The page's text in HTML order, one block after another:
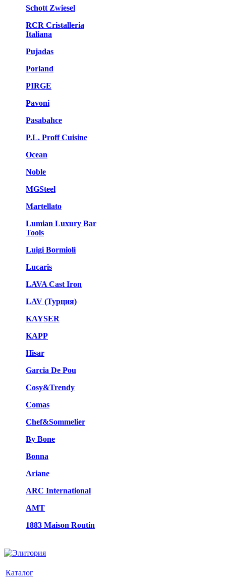
Schott Zwiesel
RCR Cristalleria
Italiana
Pujadas
Porland
PIRGE
Pavoni
Pasabahce
P.L. Proff Cuisine
Ocean
Noble
MGSteel
Martellato
Lumian Luxury Bar
Tools
Luigi Bormioli
Lucaris
LAVA Cast Iron
LAV (Турция)
KAYSER
KAPP
Hisar
Garcia De Pou
Cosy&Trendy
Comas
Chef&Sommelier
By Bone
Bonna
Ariane
ARC International
AMT
1883 Maison Routin
Каталог